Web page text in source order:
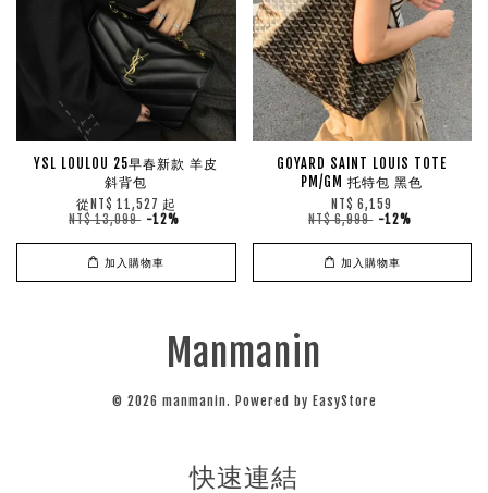
YSL LOULOU 25早春新款 羊皮
斜背包
從 NT$ 11,527 起
NT$ 13,099 -12%
加入購物車
GOYARD SAINT LOUIS TOTE
PM/GM 托特包 黑色
NT$ 6,159
NT$ 6,999 -12%
加入購物車
Manmanin
© 2026 manmanin. Powered by EasyStore
快速連結